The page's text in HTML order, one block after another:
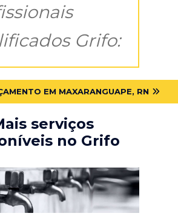
Grifo:
EM MAXARANGUAPE, RN
serviços
no Grifo